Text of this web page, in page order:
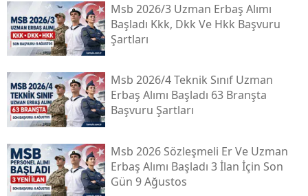
Msb 2026/3 Uzman Erbaş Alımı
Başladı Kkk, Dkk Ve Hkk Başvuru
Şartları
Msb 2026/4 Teknik Sınıf Uzman
Erbaş Alımı Başladı 63 Branşta
Başvuru Şartları
Msb 2026 Sözleşmeli Er Ve Uzman
Erbaş Alımı Başladı 3 İlan İçin Son
Gün 9 Ağustos